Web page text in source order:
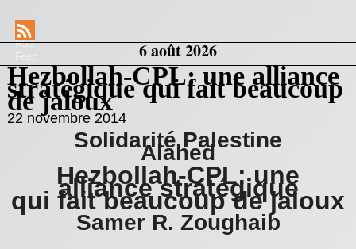
RSS
Feed
6 août 2026
Hezbollah-CPL: une alliance
stratégique qui fait beaucoup
de jaloux
22 novembre 2014
Solidarité Palestine
Alahed
Hezbollah-CPL: une
alliance stratégique
qui fait beaucoup de jaloux
Samer R. Zoughaib